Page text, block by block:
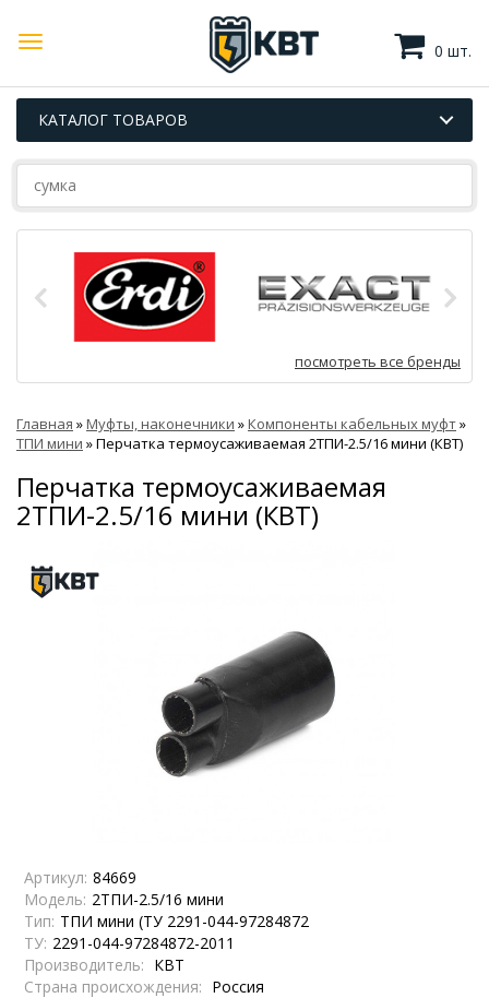
0 шт.
КАТАЛОГ ТОВАРОВ
посмотреть все бренды
Главная »Муфты, наконечники »Компоненты кабельных муфт»
ТПИ мини »Перчатка термоусаживаемая 2ТПИ-2.5/16 мини (КВТ)
Перчатка термоусаживаемая
2ТПИ-2.5/16 мини (КВТ)
Артикул: 84669
Модель: 2ТПИ-2.5/16 мини
Тип: ТПИ мини (ТУ 2291-044-97284872
ТУ: 2291-044-97284872-2011
Производитель: КВТ
Страна происхождения: Россия